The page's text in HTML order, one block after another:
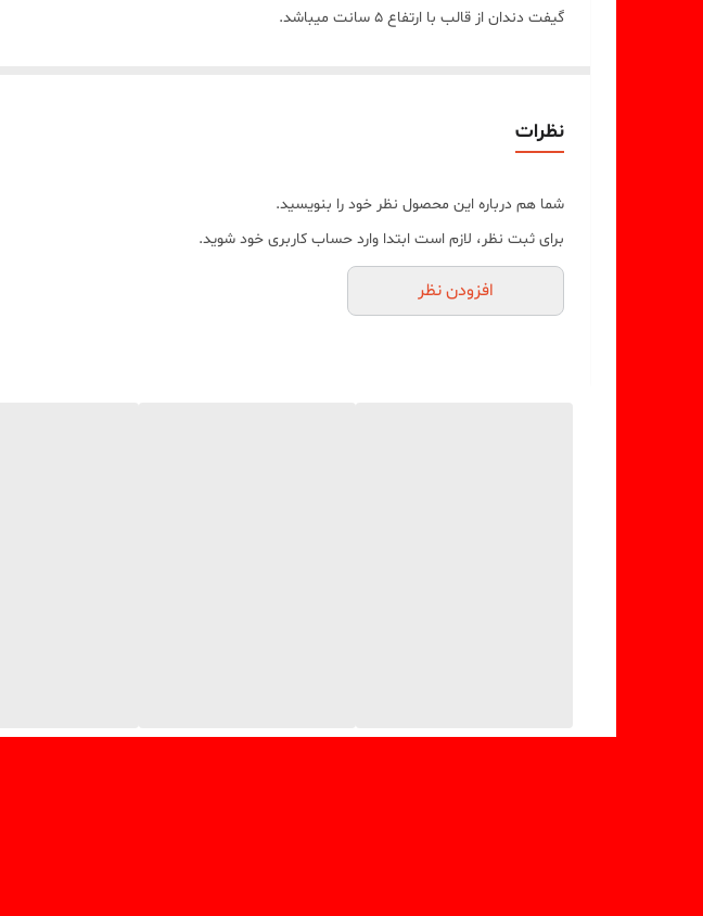
گیفت دندان از قالب با ارتفاع 5 سانت میباشد.
نظرات
شما هم درباره این محصول نظر خود را بنویسید.
برای ثبت نظر، لازم است ابتدا وارد حساب کاربری خود شوید.
افزودن نظر